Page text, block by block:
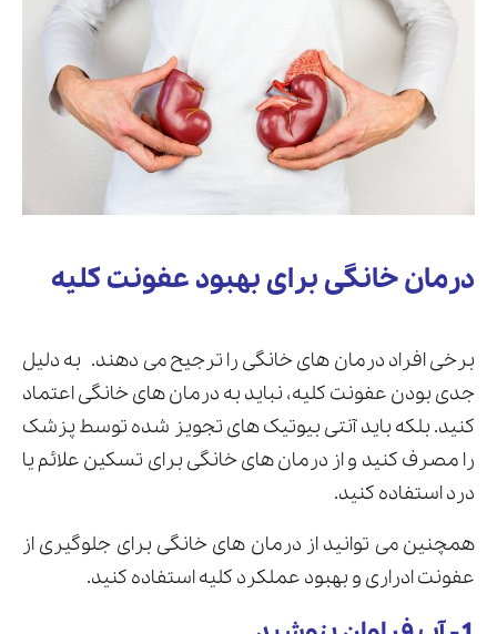
درمان خانگی برای بهبود عفونت کلیه
برخی افراد درمان های خانگی را ترجیح می دهند. به دلیل
جدی بودن عفونت کلیه، نباید به درمان های خانگی اعتماد
کنید. بلکه باید آنتی بیوتیک های تجویز شده توسط پزشک
را مصرف کنید و از درمان های خانگی برای تسکین علائم یا
درد استفاده کنید.
همچنین می توانید از درمان های خانگی برای جلوگیری از
عفونت ادراری و بهبود عملکرد کلیه استفاده کنید.